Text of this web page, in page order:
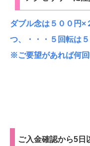
ダブル念は５００円×
つ、・・・５回転は
※ご要望があれば何回
ご入金確認から5日